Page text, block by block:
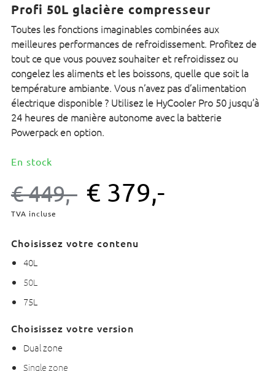
Profi 50L glacière compresseur
Toutes les fonctions imaginables combinées aux
meilleures performances de refroidissement. Profitez de
tout ce que vous pouvez souhaiter et refroidissez ou
congelez les aliments et les boissons, quelle que soit la
température ambiante. Vous n’avez pas d’alimentation
électrique disponible ? Utilisez le HyCooler Pro 50 jusqu’à
24 heures de manière autonome avec la batterie
Powerpack en option.
En stock
€449,- € 379,-
TVA incluse
Choisissez votre contenu
40L
50L
75L
Choisissez votre version
Dual zone
Single zone